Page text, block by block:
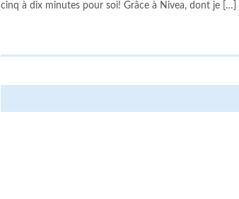
cinq à dix minutes pour soi! Grâce à Nivea, dont je […]